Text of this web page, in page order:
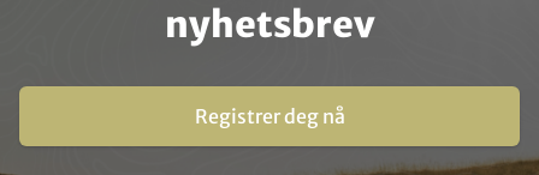
nyhetsbrev
Registrer deg nå